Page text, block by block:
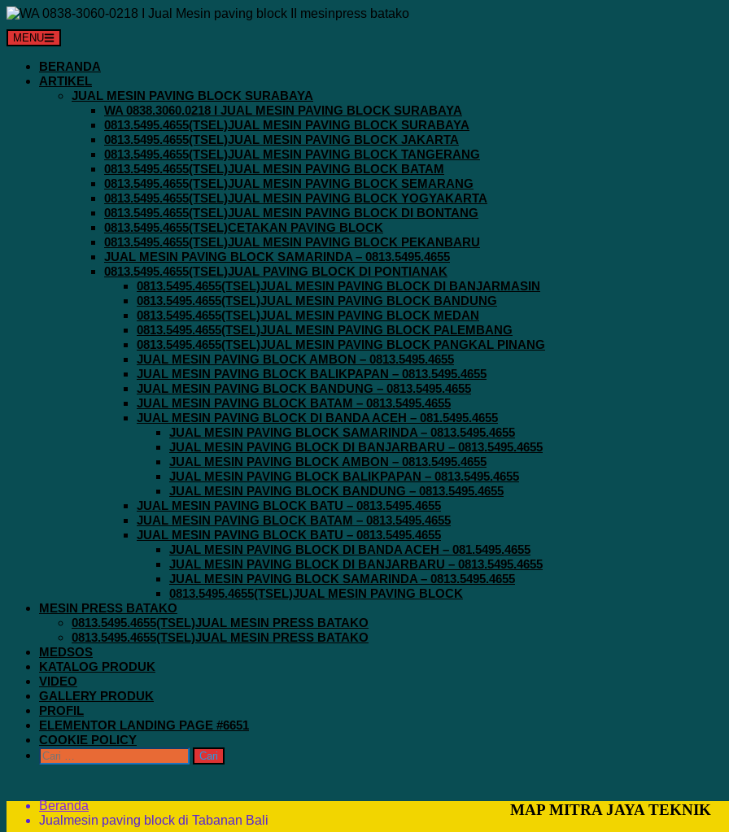
Langsung
ke
konten
MENU
BERANDA
ARTIKEL
JUAL MESIN PAVING BLOCK SURABAYA
WA 0838.3060.0218 I JUAL MESIN PAVING BLOCK SURABAYA
0813.5495.4655(TSEL)JUAL MESIN PAVING BLOCK SURABAYA
0813.5495.4655(TSEL)JUAL MESIN PAVING BLOCK JAKARTA
0813.5495.4655(TSEL)JUAL MESIN PAVING BLOCK TANGERANG
0813.5495.4655(TSEL)JUAL MESIN PAVING BLOCK BATAM
0813.5495.4655(TSEL)JUAL MESIN PAVING BLOCK SEMARANG
0813.5495.4655(TSEL)JUAL MESIN PAVING BLOCK YOGYAKARTA
0813.5495.4655(TSEL)JUAL MESIN PAVING BLOCK DI BONTANG
0813.5495.4655(TSEL)CETAKAN PAVING BLOCK
0813.5495.4655(TSEL)JUAL MESIN PAVING BLOCK PEKANBARU
JUAL MESIN PAVING BLOCK SAMARINDA – 0813.5495.4655
0813.5495.4655(TSEL)JUAL PAVING BLOCK DI PONTIANAK
0813.5495.4655(TSEL)JUAL MESIN PAVING BLOCK DI BANJARMASIN
0813.5495.4655(TSEL)JUAL MESIN PAVING BLOCK BANDUNG
0813.5495.4655(TSEL)JUAL MESIN PAVING BLOCK MEDAN
0813.5495.4655(TSEL)JUAL MESIN PAVING BLOCK PALEMBANG
0813.5495.4655(TSEL)JUAL MESIN PAVING BLOCK PANGKAL PINANG
JUAL MESIN PAVING BLOCK AMBON – 0813.5495.4655
JUAL MESIN PAVING BLOCK BALIKPAPAN – 0813.5495.4655
JUAL MESIN PAVING BLOCK BANDUNG – 0813.5495.4655
JUAL MESIN PAVING BLOCK BATAM – 0813.5495.4655
JUAL MESIN PAVING BLOCK DI BANDA ACEH – 081.5495.4655
JUAL MESIN PAVING BLOCK SAMARINDA – 0813.5495.4655
JUAL MESIN PAVING BLOCK DI BANJARBARU – 0813.5495.4655
JUAL MESIN PAVING BLOCK AMBON – 0813.5495.4655
JUAL MESIN PAVING BLOCK BALIKPAPAN – 0813.5495.4655
JUAL MESIN PAVING BLOCK BANDUNG – 0813.5495.4655
JUAL MESIN PAVING BLOCK BATU – 0813.5495.4655
JUAL MESIN PAVING BLOCK BATAM – 0813.5495.4655
JUAL MESIN PAVING BLOCK BATU – 0813.5495.4655
JUAL MESIN PAVING BLOCK DI BANDA ACEH – 081.5495.4655
JUAL MESIN PAVING BLOCK DI BANJARBARU – 0813.5495.4655
JUAL MESIN PAVING BLOCK SAMARINDA – 0813.5495.4655
0813.5495.4655(TSEL)JUAL MESIN PAVING BLOCK
MESIN PRESS BATAKO
0813.5495.4655(TSEL)JUAL MESIN PRESS BATAKO
0813.5495.4655(TSEL)JUAL MESIN PRESS BATAKO
MEDSOS
KATALOG PRODUK
VIDEO
GALLERY PRODUK
PROFIL
ELEMENTOR LANDING PAGE #6651
COOKIE POLICY
Cari
untuk:
Beranda
Jualmesin paving block di Tabanan Bali
MAP MITRA JAYA TEKNIK